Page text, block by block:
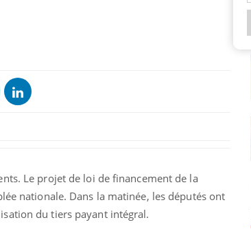
Le projet de loi de financement de la
nationale. Dans la matinée, les députés ont
du tiers payant intégral.
plus
une